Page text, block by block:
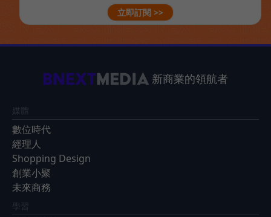
立即訂閱 >>
新商業的領航者
媒體
數位時代
經理人
Shopping Design
創業小聚
未來商務
學習